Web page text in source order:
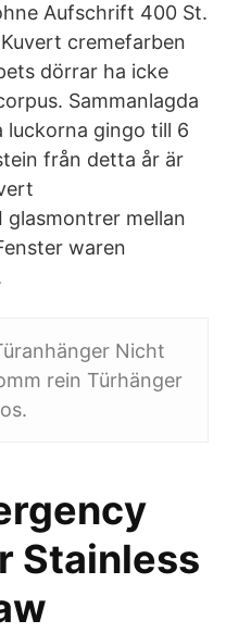
Aufschrift 400 St.
cremefarben
dörrar ha icke
Sammanlagda
gingo till 6
från detta år är
mellan
waren
Nicht
rein Türhänger
Stainless